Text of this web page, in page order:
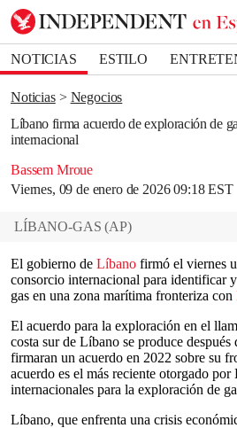
NOTICIAS ESTILO
DEPORTES
Noticias
Negocios
Líbano firma acuerdo de exploración de
internacional
Bassem Mroue
Viernes, 09 de enero de 2026 09:18 EST
Bookmark popover
Removed from bookmarks
Close popover
LÍBANO-GAS (AP)
El gobierno de Líbano firmó el viernes
consorcio internacional para identificar
gas en una zona marítima fronteriza con
El acuerdo para la exploración en el
costa sur de Líbano se produce después
firmaran un acuerdo en 2022 sobre su
acuerdo es el más reciente otorgado por
internacionales para la exploración de
Líbano, que enfrenta una crisis